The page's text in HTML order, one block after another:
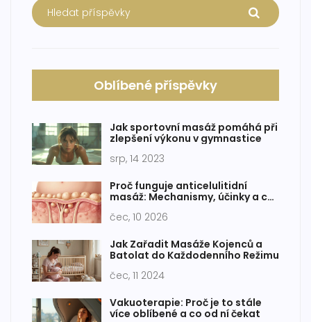
Oblíbené příspěvky
Jak sportovní masáž pomáhá při
zlepšení výkonu v gymnastice
srp, 14 2023
Proč funguje anticelulitidní
masáž: Mechanismy, účinky a co
čec, 10 2026
Jak Zařadit Masáže Kojenců a
Batolat do Každodenního Režimu
čec, 11 2024
Vakuoterapie: Proč je to stále
více oblíbené a co od ní čekat